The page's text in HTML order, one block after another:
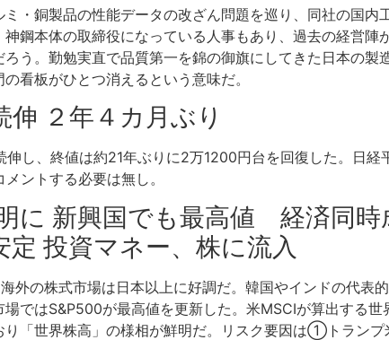
・銅製品の性能データの改ざん問題を巡り、同社の国
鋼本体の取締役になっている人事もあり、過去の経営
う。勤勉実直で品質第一を錦の御旗にしてきた日本の
看板がひとつ消えるという意味だ。
伸 ２年４カ月ぶり
し、終値は約21年ぶりに2万1200円台を回復した。日
ントする必要は無し。
に 新興国でも最高値 経済同時
定 投資マネー、株に流入
外の株式市場は日本以上に好調だ。韓国やインドの代表
ではS&P500が最高値を更新した。米MSCIが算出する
り「世界株高」の様相が鮮明だ。リスク要因は①トラン